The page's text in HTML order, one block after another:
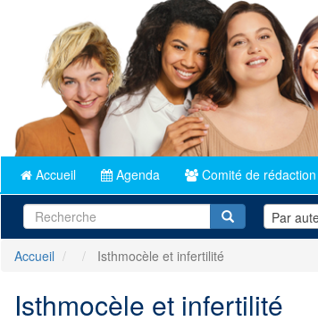
Accueil Agenda Comité de rédaction
RecherchePar
Accueil Isthmocèle et infertilité
Isthmocèle et infertilité